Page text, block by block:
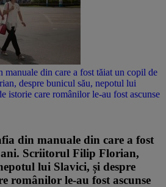
din care a fost tăiat un copil de
despre bunicul său, nepotul lui
istorie care românilor le-au fost ascunse
din manuale din care a fost
Scriitorul Filip Florian,
lui Slavici, și despre
românilor le-au fost ascunse